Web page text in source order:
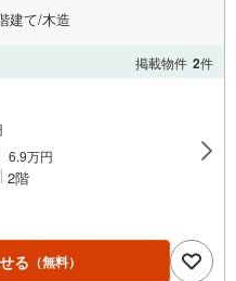
建て/木造
掲載物件 2件
6.9万円
2階
る （無料）